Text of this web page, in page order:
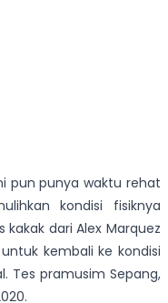
pun punya waktu rehat
kondisi fisiknya
kakak dari Alex Marquez
kembali ke kondisi
Tes pramusim Sepang,